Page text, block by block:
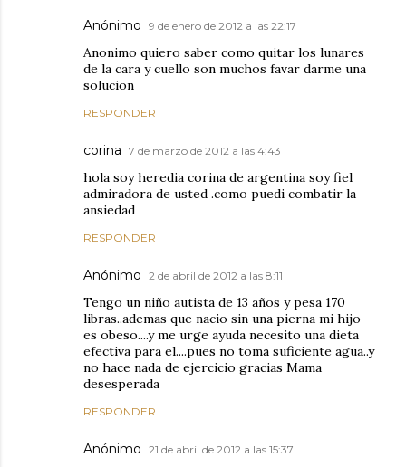
Anónimo 9 de enero de 2012 a las 22:17
Anonimo quiero saber como quitar los lunares
de la cara y cuello son muchos favar darme una
solucion
RESPONDER
corina 7 de marzo de 2012 a las 4:43
hola soy heredia corina de argentina soy fiel
admiradora de usted .como puedi combatir la
ansiedad
RESPONDER
Anónimo 2 de abril de 2012 a las 8:11
Tengo un niño autista de 13 años y pesa 170
libras..ademas que nacio sin una pierna mi hijo
es obeso....y me urge ayuda necesito una dieta
efectiva para el....pues no toma suficiente agua..y
no hace nada de ejercicio gracias Mama
desesperada
RESPONDER
Anónimo 21 de abril de 2012 a las 15:37